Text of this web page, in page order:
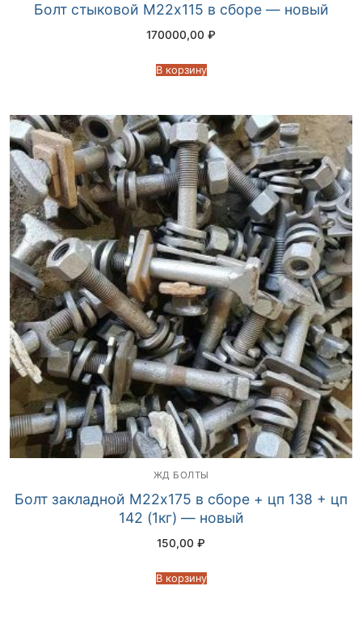
Болт стыковой М22х115 в сборе — новый
170000,00 ₽
В корзину
ЖД БОЛТЫ
Болт закладной М22х175 в сборе + цп 138 + цп
142 (1кг) — новый
150,00 ₽
В корзину